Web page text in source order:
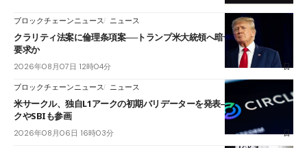
ブロックチェーンニュース ニュース
クラリティ法案に倫理条項案──トランプ米大統領へ暗号資産事業の売却
要求か
2026年08月07日 12時04分
ブロックチェーンニュース ニュース
米サークル、独自L1アークの初期バリデーターを発表――ブラックロッ
クやSBIも参画
2026年08月06日 16時03分